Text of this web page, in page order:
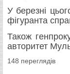
У березні
фігуранта
Також
авторитет
148 переглядів